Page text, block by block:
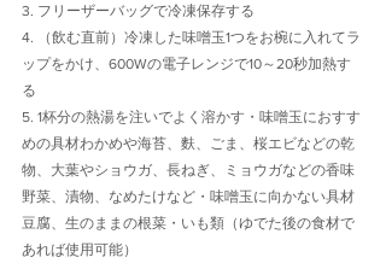
3. フリーザーバッグで冷凍保存する
4. （飲む直前）冷凍した味噌玉1つをお椀に入れてラ
ップをかけ、600Wの電子レンジで10～20秒加熱す
る
5. 1杯分の熱湯を注いでよく溶かす・味噌玉におすす
めの具材わかめや海苔、麩、ごま、桜エビなどの乾
物、大葉やショウガ、長ねぎ、ミョウガなどの香味
野菜、漬物、なめたけなど・味噌玉に向かない具材
豆腐、生のままの根菜・いも類（ゆでた後の食材で
あれば使用可能）